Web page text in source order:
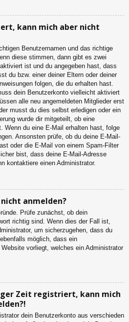
kann mich aber nicht
Benutzernamen und das richtige
diese stimmen, dann gibt es zwei
aktiviert ist und du angegeben hast, dass
du bzw. einer deiner Eltern oder deiner
folgen, die du erhalten hast.
dein Benutzerkonto vielleicht aktiviert
alle neu angemeldeten Mitglieder erst
musst du dies selbst erledigen oder ein
wurde dir mitgeteilt, ob eine
Wenn du eine E-Mail erhalten hast, folge
Ansonsten prüfe, ob du deine E-Mail-
oder die E-Mail von einem Spam-Filter
bist, dass deine E-Mail-Adresse
kontaktiere einen Administrator.
anmelden?
Prüfe zunächst, ob dein
richtig sind. Wenn dies der Fall ist,
um sicherzugehen, dass du
möglich, dass ein
vorliegt, welches ein Administrator
Zeit registriert, kann mich
dein Benutzerkonto aus verschieden